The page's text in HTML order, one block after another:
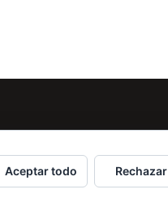
Aceptar todo Rechazar